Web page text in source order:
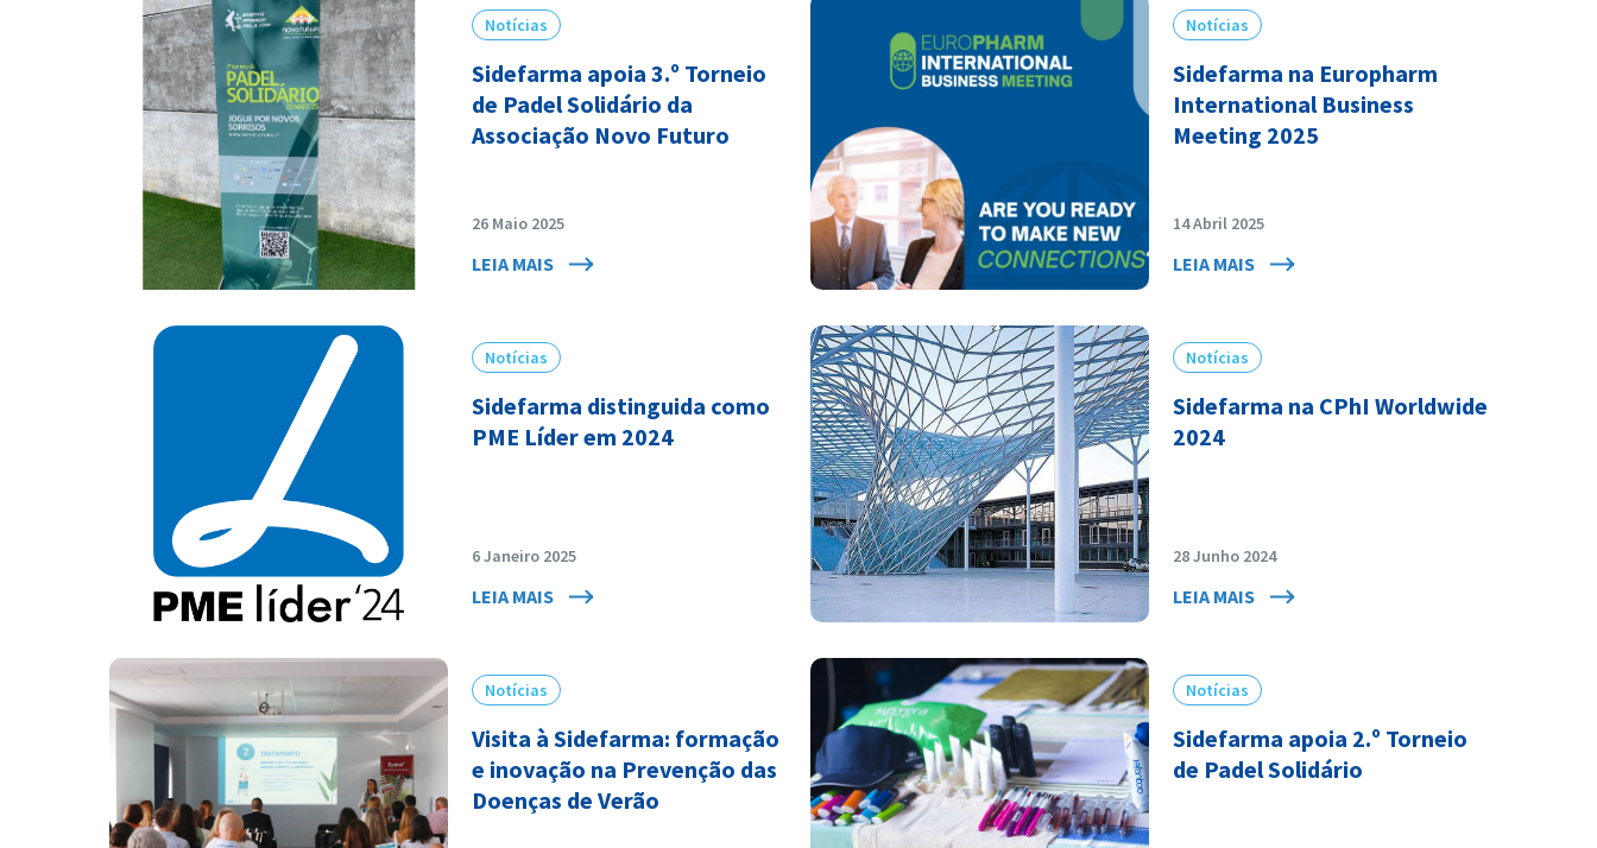
Notícias
Sidefarma apoia 3.º Torneio
de Padel Solidário da
Associação Novo Futuro
26 Maio 2025
LEIA MAIS
Notícias
Sidefarma na Europharm
International Business
Meeting 2025
14 Abril 2025
LEIA MAIS
Notícias
Sidefarma distinguida como
PME Líder em 2024
6 Janeiro 2025
LEIA MAIS
Notícias
Sidefarma na CPhI Worldwide
2024
28 Junho 2024
LEIA MAIS
Notícias
Visita à Sidefarma: formação
e inovação na Prevenção das
Doenças de Verão
Notícias
Sidefarma apoia 2.º Torneio
de Padel Solidário